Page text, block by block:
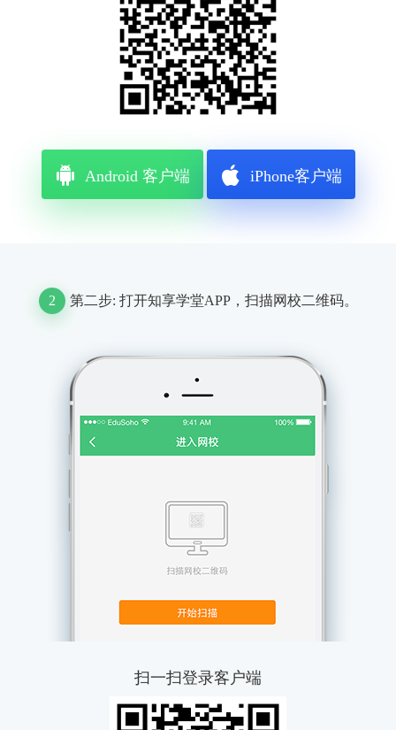
Android 客户端 iPhone客户端
2 第二步: 打开知享学堂APP，扫描网校二维码。
扫一扫登录客户端